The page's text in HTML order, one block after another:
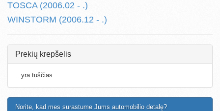
TOSCA (2006.02 - .)
WINSTORM (2006.12 - .)
Prekių krepšelis
...yra tuščias
Norite, kad mes surastume Jums automobilio detalę?